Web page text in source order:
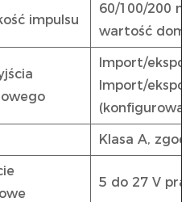
impulsu
60/100/200
wartość
Import/
Import/
Klasa A,
5 do 27 V